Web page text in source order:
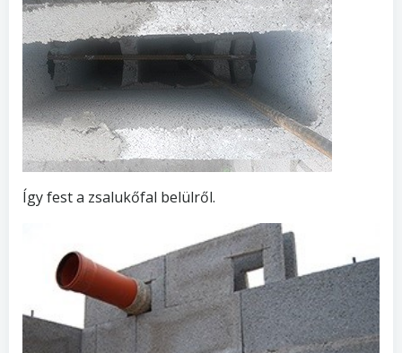
Így fest a zsalukőfal belülről.